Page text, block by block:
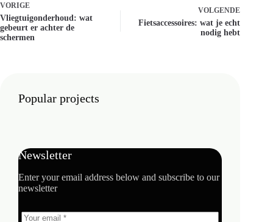
VORIGE
Vliegtuigonderhoud: wat
gebeurt er achter de
schermen
VOLGENDE
Fietsaccessoires: wat je echt
nodig hebt
Popular projects
Newsletter
Enter your email address below and subscribe to our
newsletter